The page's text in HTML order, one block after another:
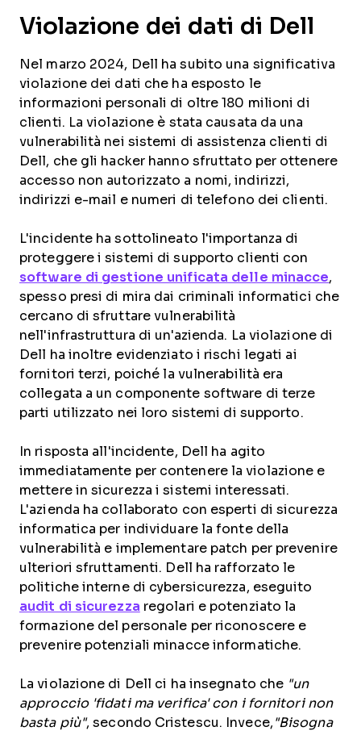
Violazione dei dati di Dell
Nel marzo 2024, Dell ha subito una significativa
violazione dei dati che ha esposto le
informazioni personali di oltre 180 milioni di
clienti. La violazione è stata causata da una
vulnerabilità nei sistemi di assistenza clienti di
Dell, che gli hacker hanno sfruttato per ottenere
accesso non autorizzato a nomi, indirizzi,
indirizzi e-mail e numeri di telefono dei clienti.
L'incidente ha sottolineato l'importanza di
proteggere i sistemi di supporto clienti con
software di gestione unificata delle minacce,
spesso presi di mira dai criminali informatici che
cercano di sfruttare vulnerabilità
nell'infrastruttura di un'azienda. La violazione di
Dell ha inoltre evidenziato i rischi legati ai
fornitori terzi, poiché la vulnerabilità era
collegata a un componente software di terze
parti utilizzato nei loro sistemi di supporto.
In risposta all'incidente, Dell ha agito
immediatamente per contenere la violazione e
mettere in sicurezza i sistemi interessati.
L'azienda ha collaborato con esperti di sicurezza
informatica per individuare la fonte della
vulnerabilità e implementare patch per prevenire
ulteriori sfruttamenti. Dell ha rafforzato le
politiche interne di cybersicurezza, eseguito
audit di sicurezza regolari e potenziato la
formazione del personale per riconoscere e
prevenire potenziali minacce informatiche.
La violazione di Dell ci ha insegnato che "un
approccio 'fidati ma verifica' con i fornitori non
basta più", secondo Cristescu. Invece, "Bisogna